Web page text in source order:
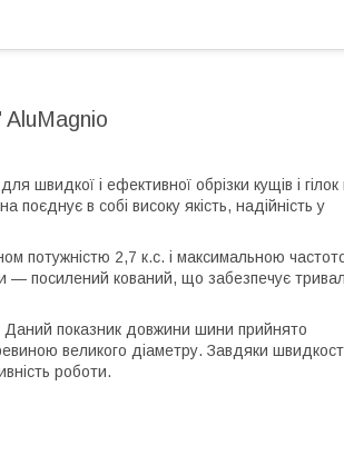
і ефективної обрізки кущів і гілок
в собі високу якість, надійність у
потужністю 2,7 к.с. і максимальною
— посилений кований, що забезпечує
Даний показник довжини шини прийнято
великого діаметру. Завдяки
роботи.